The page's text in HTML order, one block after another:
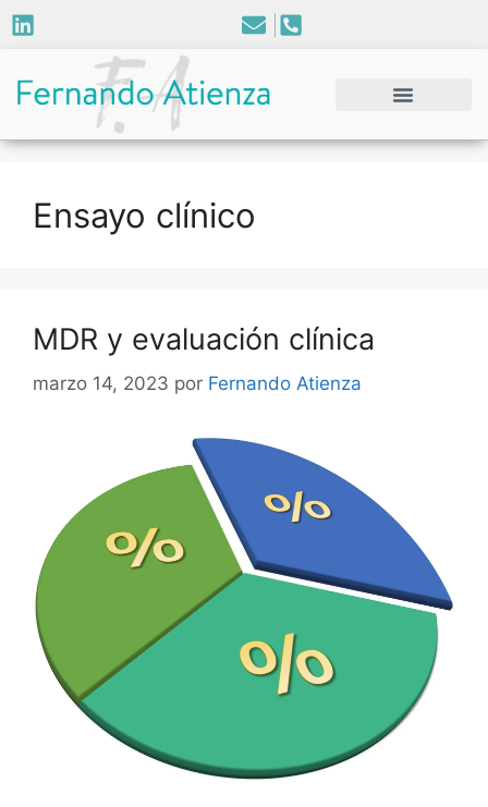
Ensayo clínico
MDR y evaluación clínica
marzo 14, 2023 por Fernando Atienza